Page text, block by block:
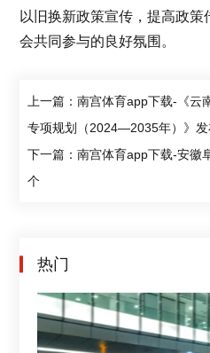
以旧换新政策宣传，提高政
会共同参与的良好氛围。
上一篇：南宫体育app下载-《
专项规划（2024—2035年）》
下一篇：南宫体育app下载-安徽
个
热门